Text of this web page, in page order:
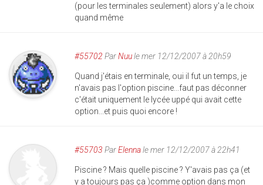
(pour les terminales seulement) alors y'a le choix
quand même
#55702 ParNuule mer 12/12/2007 à 20h59
Quand j'étais en terminale, oui il fut un temps, je
n'avais pas l'option piscine...faut pas déconner
c'était uniquement le lycée uppé qui avait cette
option...et puis quoi encore !
#55703 ParElennale mer 12/12/2007 à 22h41
Piscine ? Mais quelle piscine ? Y'avais pas ça (et
y a toujours pas ça )comme option dans mon